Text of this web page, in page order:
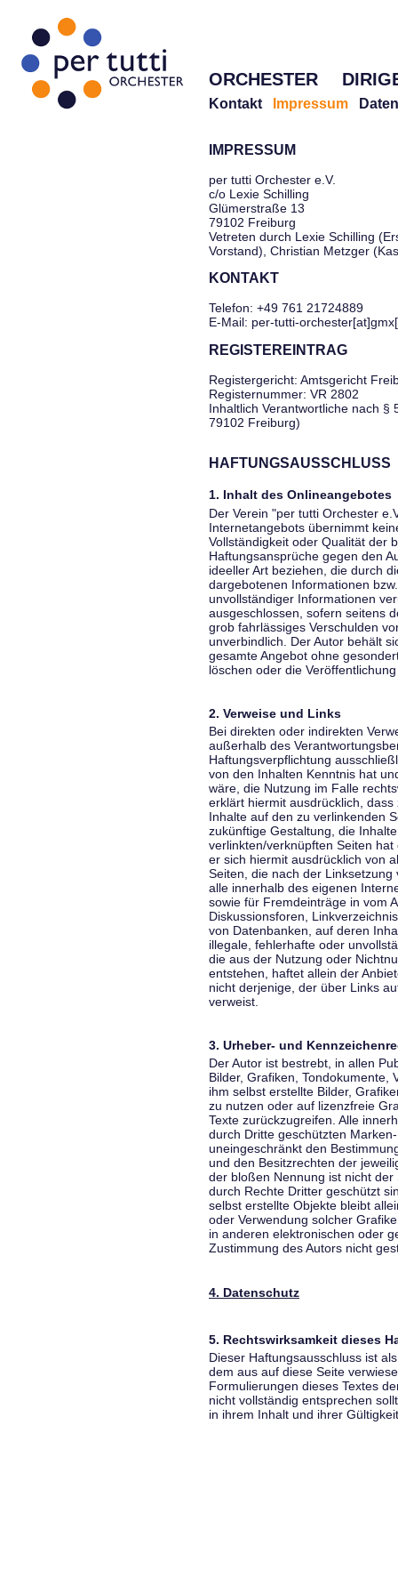
ORCHESTER
Kontakt Impressum
IMPRESSUM
per tutti Orchester e.V.
c/o Lexie Schilling
Glümerstraße 13
79102 Freiburg
Vetreten durch Lexie Schilling
Vorstand), Christian Metzger
KONTAKT
Telefon: +49 761 21724889
E-Mail: per-tutti-
REGISTEREINTRAG
Registergericht: Amtsgericht
Registernummer: VR 2802
Inhaltlich Verantwortliche nach §
79102 Freiburg)
HAFTUNGSAUSSCHLUSS
1. Inhalt des Onlineangebotes
Der Verein "per tutti Orchester
Internetangebots übernimmt
Vollständigkeit oder Qualität der
Haftungsansprüche gegen den
ideeller Art beziehen, die durch
dargebotenen Informationen
unvollständiger Informationen
ausgeschlossen, sofern seitens
grob fahrlässiges Verschulden
unverbindlich. Der Autor behält
gesamte Angebot ohne
löschen oder die
2. Verweise und Links
Bei direkten oder indirekten
außerhalb des
Haftungsverpflichtung
von den Inhalten Kenntnis hat
wäre, die Nutzung im Falle
erklärt hiermit ausdrücklich,
Inhalte auf den zu verlinkenden
zukünftige Gestaltung, die
verlinkten/verknüpften Seiten
er sich hiermit ausdrücklich von
Seiten, die nach der
alle innerhalb des eigenen
sowie für Fremdeinträge in vom
Diskussionsforen,
von Datenbanken, auf deren
illegale, fehlerhafte oder
die aus der Nutzung oder
entstehen, haftet allein der
nicht derjenige, der über Links
verweist.
3. Urheber- und
Der Autor ist bestrebt, in allen
Bilder, Grafiken, Tondokumente,
ihm selbst erstellte Bilder,
zu nutzen oder auf lizenzfreie
Texte zurückzugreifen. Alle
durch Dritte geschützten
uneingeschränkt den
und den Besitzrechten der
der bloßen Nennung ist nicht
durch Rechte Dritter geschützt
selbst erstellte Objekte bleibt
oder Verwendung solcher
in anderen elektronischen oder
Zustimmung des Autors nicht
4. Datenschutz
5. Rechtswirksamkeit dieses
Dieser Haftungsausschluss ist
dem aus auf diese Seite
Formulierungen dieses Textes
nicht vollständig entsprechen
in ihrem Inhalt und ihrer